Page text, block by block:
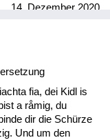
14. Dezember 2020
fia, dei Kidl is
a råmig, du
dir die Schürze
Und um den